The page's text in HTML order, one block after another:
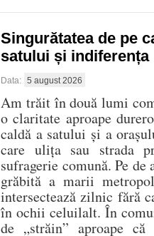
Singurătatea de pe
satului și
Data: 5 august 2026
Am trăit în două lumi
o claritate aproape
caldă a satului și a
care ulița sau strada
sufragerie comună. Pe
grăbită a marii
intersectează zilnic fără
în ochii celuilalt. În
de „străin” aproape